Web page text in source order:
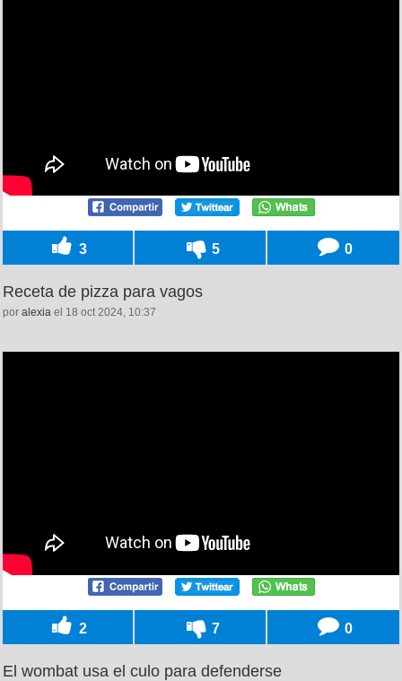
3 5 0
Receta de pizza para vagos
por alexia el 18 oct 2024, 10:37
2 7 0
El wombat usa el culo para defenderse